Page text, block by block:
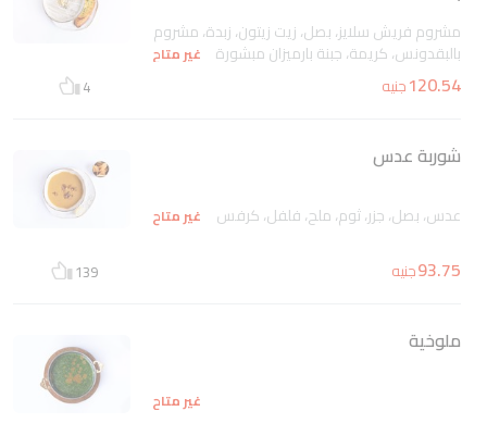
مشروم فريش سلايز، بصل، زيت زيتون، زبدة، مشروم
بالبقدونس، كريمة، جبنة بارميزان مبشورة غير متاح
120.54جنيه 4
شوربة عدس
عدس، بصل، جزر، ثوم، ملح، فلفل، كرفس غير متاح
93.75جنيه 139
ملوخية
غير متاح